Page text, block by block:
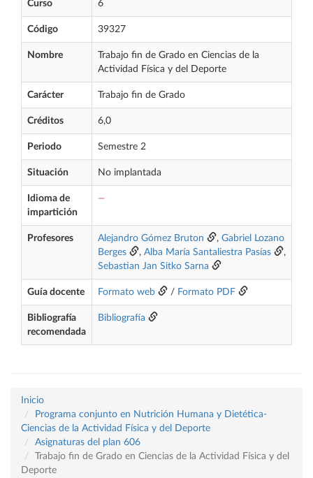
Curso 6
Código 39327
Nombre
Trabajo fin de Grado en Ciencias de la
Actividad Física y del Deporte
Carácter Trabajo fin de Grado
Créditos 6,0
Periodo Semestre 2
Situación No implantada
Idioma de
impartición
—
Profesores Alejandro Gómez Bruton , Gabriel Lozano
Berges
, Alba María Santaliestra Pasías
,
Sebastian Jan Sitko Sarna
Guía docente Formato web / Formato PDF
Bibliografía
recomendada
Bibliografía
Inicio
Programa conjunto en Nutrición Humana y Dietética-
Ciencias de la Actividad Física y del Deporte
Asignaturas del plan 606
Trabajo fin de Grado en Ciencias de la Actividad Física y del
Deporte